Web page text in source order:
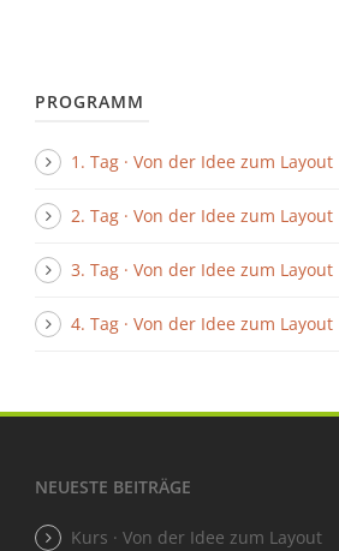
PROGRAMM
1. Tag · Von der Idee zum Layout
2. Tag · Von der Idee zum Layout
3. Tag · Von der Idee zum Layout
4. Tag · Von der Idee zum Layout
NEUESTE BEITRÄGE
Kurs · Von der Idee zum Layout